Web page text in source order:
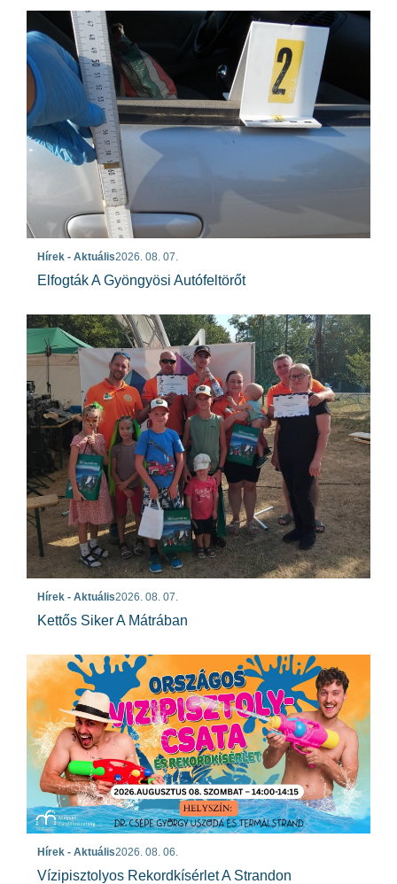
Hírek - Aktuális2026. 08. 07.
Elfogták A Gyöngyösi Autófeltörőt
Hírek - Aktuális2026. 08. 07.
Kettős Siker A Mátrában
Hírek - Aktuális2026. 08. 06.
Vízipisztolyos Rekordkísérlet A Strandon